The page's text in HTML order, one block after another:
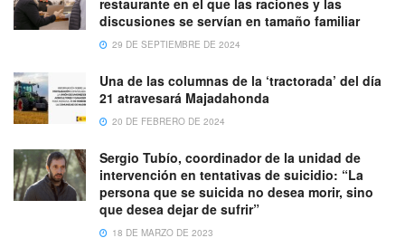
discusiones se servían en tamaño familiar
29 DE SEPTIEMBRE DE 2024
Una de las columnas de la ‘tractorada’ del día
21 atravesará Majadahonda
20 DE FEBRERO DE 2024
Sergio Tubío, coordinador de la unidad de
intervención en tentativas de suicidio: “La
persona que se suicida no desea morir, sino
que desea dejar de sufrir”
18 DE MARZO DE 2023